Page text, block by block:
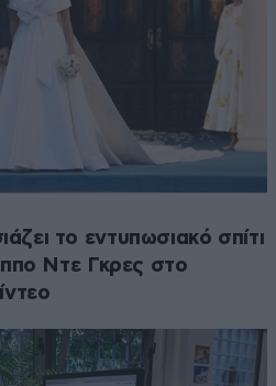
το εντυπωσιακό σπίτι
Ντε Γκρες στο